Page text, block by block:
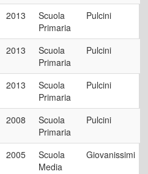
2013
Scuola
Primaria
Pulcini
2013
Scuola
Primaria
Pulcini
2013
Scuola
Primaria
Pulcini
2008
Scuola
Primaria
Pulcini
2005
Scuola
Media
Giovanissimi